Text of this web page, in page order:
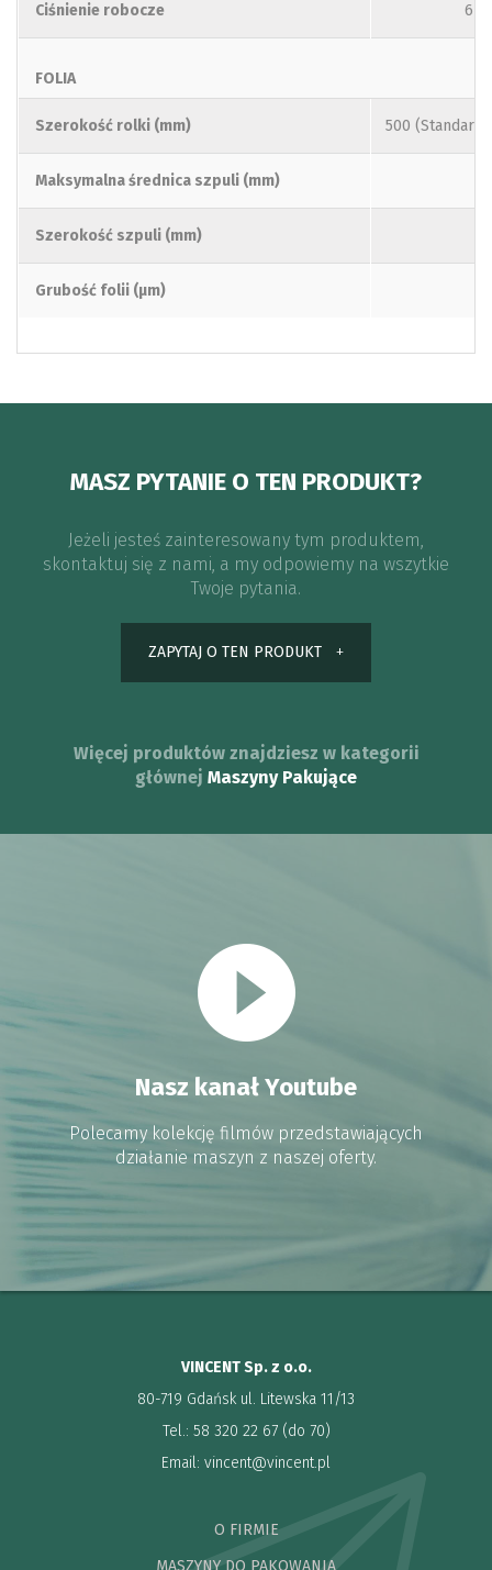
Ciśnienie robocze 6 ±
FOLIA
Szerokość rolki (mm) 500
Maksymalna średnica szpuli (mm)
Szerokość szpuli (mm)
Grubość folii (μm)
MASZ PYTANIE O TEN PRODUKT?
Jeżeli jesteś zainteresowany tym produktem,
skontaktuj się z nami, a my odpowiemy na wszytkie
Twoje pytania.
ZAPYTAJ O TEN PRODUKT
Więcej produktów znajdziesz w kategorii
głównej Maszyny Pakujące
Nasz kanał Youtube
Polecamy kolekcję filmów przedstawiających
działanie maszyn z naszej oferty.
VINCENT Sp. z o.o.
80-719 Gdańsk ul. Litewska 11/13
Tel.: 58 320 22 67 (do 70)
Email: vincent@vincent.pl
O FIRMIE
MASZYNY DO PAKOWANIA